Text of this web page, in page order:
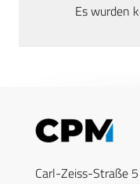
Es wurden
Carl-Zeiss-Straße 5